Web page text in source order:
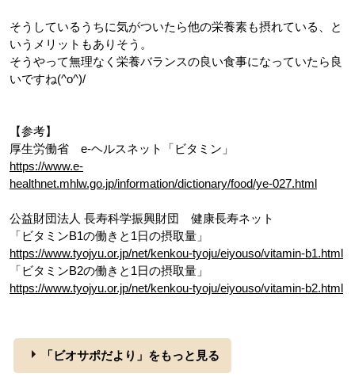
そうしているうちに気がついたら他の栄養素も摂れている、と
いうメリットもありそう。
そうやって無理なく栄養バランスの良い食事になっていたら良
いですね(^o^)/
【参考】
厚生労働省 e-ヘルスネット「ビタミン」
https://www.e-
healthnet.mhlw.go.jp/information/dictionary/food/ye-027.html
公益財団法人 長寿科学振興財団 健康長寿ネット
「ビタミンB1の働きと1日の摂取量」
https://www.tyojyu.or.jp/net/kenkou-tyoju/eiyouso/vitamin-b1.html
「ビタミンB2の働きと1日の摂取量」
https://www.tyojyu.or.jp/net/kenkou-tyoju/eiyouso/vitamin-b2.html
「ビオサポだより」をもっと見る